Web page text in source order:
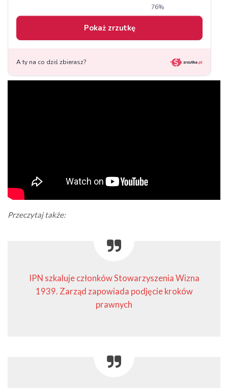
Przeczytaj także:
IPN szkaluje członków Stowarzyszenia Wizna
1939. Zarząd zapowiada podjęcie kroków
prawnych